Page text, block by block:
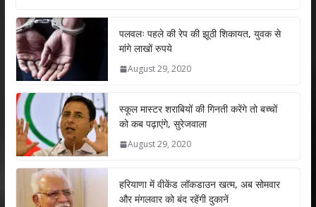
at
s
A
p
p
e
b
o
k
er e
dI
n
l e
पलवलः पहले की रेप की झूठी शिकायत, युवक से
मांगे लाखों रुपये
August 29, 2020
स्कूल मास्टर शराबियों की गिनती करेंगे तो बच्चों
को कब पढ़ाएंगे, सुरेजवाला
August 29, 2020
हरियाणा में वीकेंड लॉकडाउन खत्म, अब सोमवार
और मंगलवार को बंद रहेंगी दुकानें